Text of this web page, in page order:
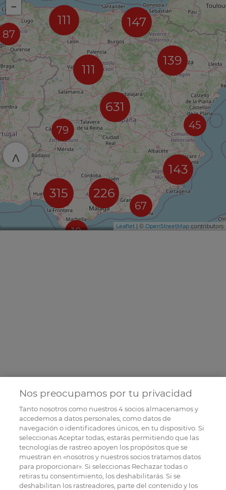
87
111 147
111
79
631
10
226
315
139
67
45
143
−
Leaflet | © OpenStreetMap contributors
^
Nos preocupamos por tu privacidad
Tanto nosotros como nuestros4socios almacenamos y
accedemos a datos personales, como datos de
navegación o identificadores únicos, en tu dispositivo. Si
seleccionas Aceptar todas, estarás permitiendo que las
tecnologías de rastreo apoyen los propósitos que se
muestran en «nosotros y nuestros socios tratamos datos
para proporcionar». Si seleccionas Rechazar todas o
retiras tu consentimiento, los deshabilitarás. Si se
deshabilitan los rastreadores, parte del contenido y los